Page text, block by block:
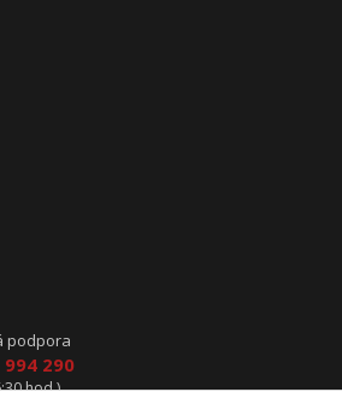
podpora
994 290
hod.)